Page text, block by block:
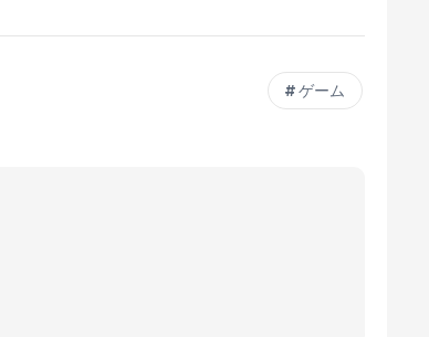
ゲーム